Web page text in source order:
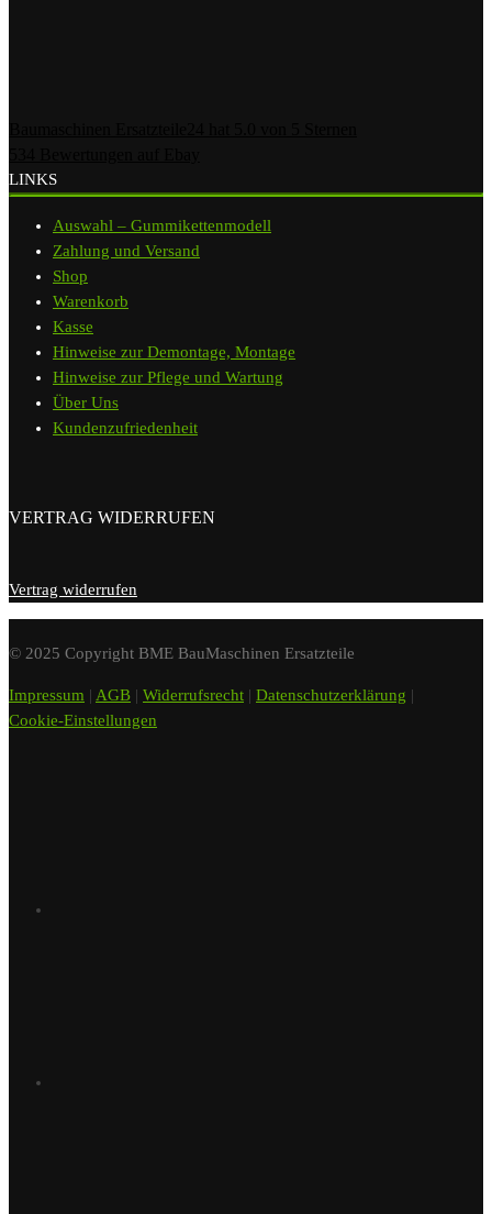
LINKS
Auswahl – Gummikettenmodell
Zahlung und Versand
Shop
Warenkorb
Kasse
Hinweise zur Demontage, Montage
Hinweise zur Pflege und Wartung
Über Uns
Kundenzufriedenheit
VERTRAG WIDERRUFEN
Vertrag widerrufen
© 2025 Copyright BME BauMaschinen Ersatzteile
Impressum | AGB | Widerrufsrecht | Datenschutzerklärung |
Cookie-Einstellungen